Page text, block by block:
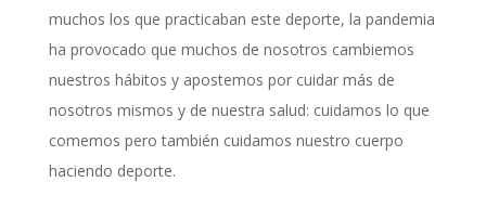
muchos los que practicaban este deporte, la pandemia
ha provocado que muchos de nosotros cambiemos
nuestros hábitos y apostemos por cuidar más de
nosotros mismos y de nuestra salud: cuidamos lo que
comemos pero también cuidamos nuestro cuerpo
haciendo deporte.